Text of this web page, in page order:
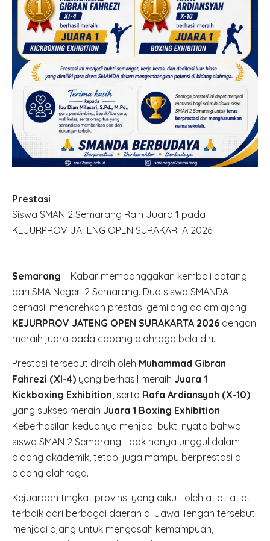
Prestasi
Siswa SMAN 2 Semarang Raih Juara 1 pada
KEJURPROV JATENG OPEN SURAKARTA 2026
Semarang – Kabar membanggakan kembali datang
dari SMA Negeri 2 Semarang. Dua siswa SMANDA
berhasil menorehkan prestasi gemilang dalam ajang
KEJURPROV JATENG OPEN SURAKARTA 2026 dengan
meraih juara pada cabang olahraga bela diri.
Prestasi tersebut diraih oleh Muhammad Gibran
Fahrezi (XI-4) yang berhasil meraih Juara 1
Kickboxing Exhibition , serta Rafa Ardiansyah (X-10)
yang sukses meraih Juara 1 Boxing Exhibition.
Keberhasilan keduanya menjadi bukti nyata bahwa
siswa SMAN 2 Semarang tidak hanya unggul dalam
bidang akademik, tetapi juga mampu berprestasi di
bidang olahraga.
Kejuaraan tingkat provinsi yang diikuti oleh atlet-atlet
terbaik dari berbagai daerah di Jawa Tengah tersebut
menjadi ajang untuk mengasah kemampuan,